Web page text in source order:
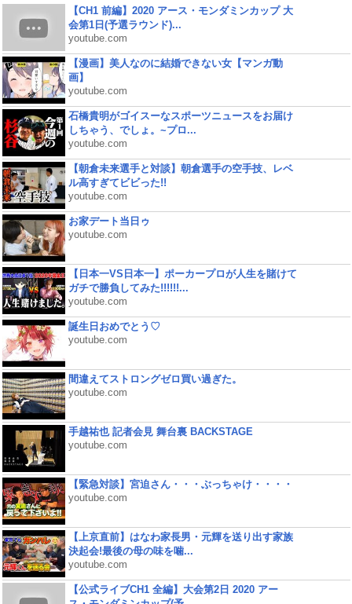
【CH1 前編】2020 アース・モンダミンカップ 大
会第1日(予選ラウンド)...
youtube.com
【漫画】美人なのに結婚できない女【マンガ動
画】
youtube.com
石橋貴明がゴイスーなスポーツニュースをお届け
しちゃう、でしょ。~プロ...
youtube.com
【朝倉未来選手と対談】朝倉選手の空手技、レベ
ル高すぎてビビった!!
youtube.com
お家デート当日ゥ
youtube.com
【日本一VS日本一】ポーカープロが人生を賭けて
ガチで勝負してみた!!!!!!...
youtube.com
誕生日おめでとう♡
youtube.com
間違えてストロングゼロ買い過ぎた。
youtube.com
手越祐也 記者会見 舞台裏 BACKSTAGE
youtube.com
【緊急対談】宮迫さん・・・ぶっちゃけ・・・・
youtube.com
【上京直前】はなわ家長男・元輝を送り出す家族
決起会!最後の母の味を噛...
youtube.com
【公式ライブCH1 全編】大会第2日 2020 アー